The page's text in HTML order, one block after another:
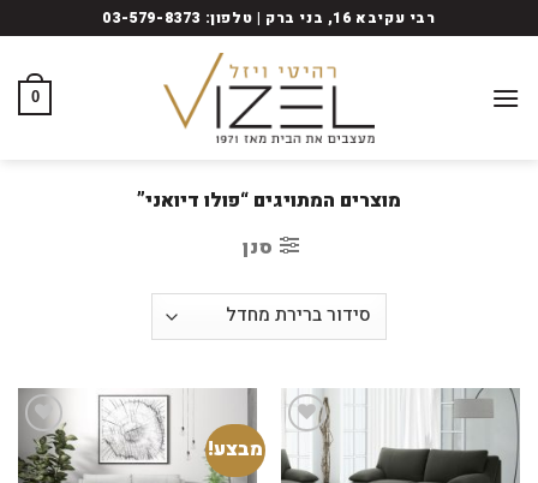
to
רבי עקיבא 16, בני ברק | טלפון: 03-579-8373
0
מוצרים המתויגים “פולו דיואני”
סנן
Add to
wishlist
מבצע!
Add to
wishlist